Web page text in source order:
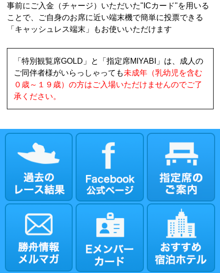
事前にご入金（チャージ）いただいた"ICカード"を用いる
ことで、ご自身のお席に近い端末機で簡単に投票できる
「キャッシュレス端末」もお使いいただけます
「特別観覧席GOLD」と「指定席MIYABI」は、成人の
ご同伴者様がいらっしゃっても未成年（乳幼児を含む
０歳～１９歳）の方はご入場いただけませんのでご了
承ください。